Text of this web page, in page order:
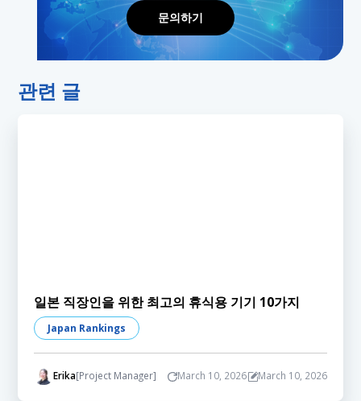
문의하기
관련 글
일본 직장인을 위한 최고의 휴식용 기기 10가지
Japan Rankings
Erika[Project Manager] March 10, 2026 March 10, 2026